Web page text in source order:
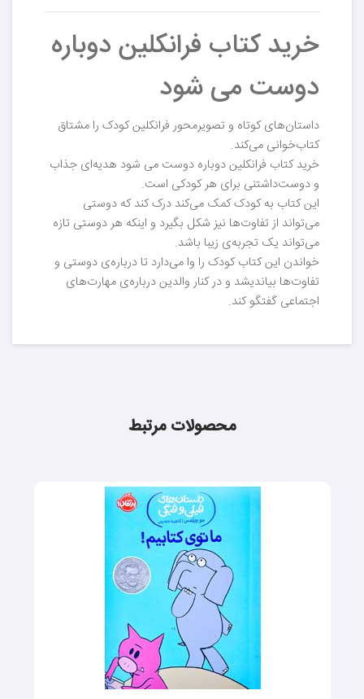
خرید کتاب فرانکلین دوباره
دوست می شود
داستان‌های کوتاه و تصویرمحور فرانکلین کودک را مشتاق
کتاب‌خوانی می‌کند.
خرید کتاب فرانکلین دوباره دوست می شود هدیه‌ای جذاب
و دوست‌داشتنی برای هر کودکی است.
این کتاب به کودک کمک می‌کند درک کند که دوستی
می‌تواند از تفاوت‌ها نیز شکل بگیرد و اینکه هر دوستی تازه
می‌تواند یک تجربه‌ی زیبا باشد.
خواندن این کتاب کودک را وا می‌دارد تا درباره‌ی دوستی و
تفاوت‌ها بیاندیشد و در کنار والدین درباره‌ی مهارت‌های
اجتماعی گفتگو کند.
محصولات مرتبط